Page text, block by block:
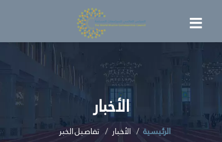
الأخبار
الرئيسية الأخبار تفاصيل الخبر